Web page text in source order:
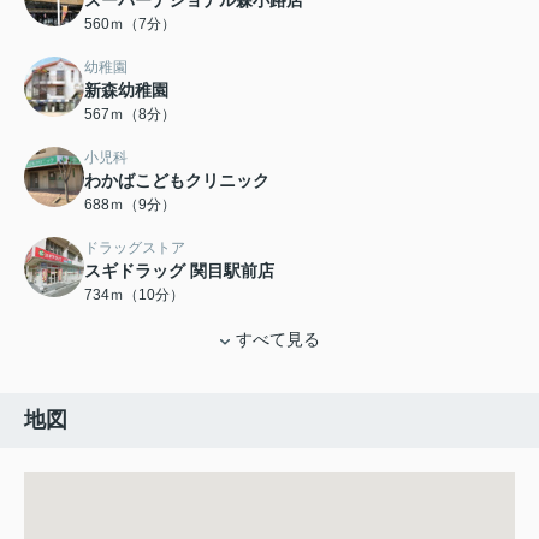
560ｍ（7分）
幼稚園
新森幼稚園
567ｍ（8分）
小児科
わかばこどもクリニック
688ｍ（9分）
ドラッグストア
スギドラッグ 関目駅前店
734ｍ（10分）
すべて見る
地図